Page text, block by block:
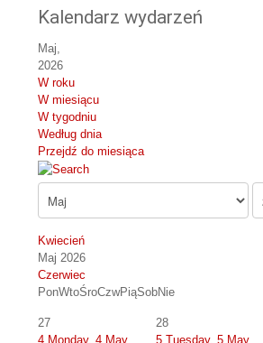
Kalendarz wydarzeń
Maj,
2026
W roku
W miesiącu
W tygodniu
Według dnia
Przejdź do miesiąca
Kwiecień
Maj 2026
Czerwiec
PonWtoŚroCzwPiąSobNie
27 28
4 Monday, 4 May
5 Tuesday, 5 May